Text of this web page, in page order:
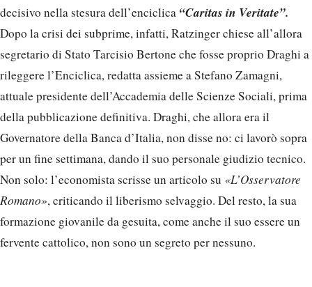
decisivo nella stesura dell’enciclica “Caritas in Veritate”.
Dopo la crisi dei subprime, infatti, Ratzinger chiese all’allora
segretario di Stato Tarcisio Bertone che fosse proprio Draghi a
rileggere l’Enciclica, redatta assieme a Stefano Zamagni,
attuale presidente dell’Accademia delle Scienze Sociali, prima
della pubblicazione definitiva. Draghi, che allora era il
Governatore della Banca d’Italia, non disse no: ci lavorò sopra
per un fine settimana, dando il suo personale giudizio tecnico.
Non solo: l’economista scrisse un articolo su «L’Osservatore
Romano», criticando il liberismo selvaggio. Del resto, la sua
formazione giovanile da gesuita, come anche il suo essere un
fervente cattolico, non sono un segreto per nessuno.